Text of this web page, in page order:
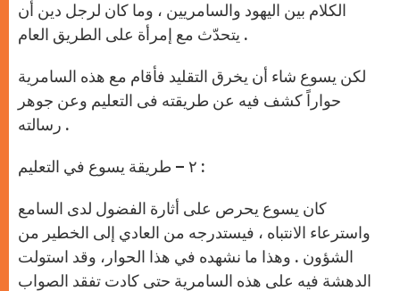
الكلام بين اليهود والسامريين ، وما كان لرجل دين أن
يتحدّث مع إمرأة على الطريق العام .
لكن يسوع شاء أن يخرق التقليد فأقام مع هذه السامرية
حواراً كشف فيه عن طريقته فى التعليم وعن جوهر
رسالته .
٢ – طريقة يسوع في التعليم :
كان يسوع يحرص على أثارة الفضول لدى السامع
واسترعاء الانتباه ، فيستدرجه من العادي إلى الخطير من
الشؤون . وهذا ما نشهده في هذا الحوار، وقد استولت
الدهشة فيه على هذه السامرية حتى كادت تفقد الصواب